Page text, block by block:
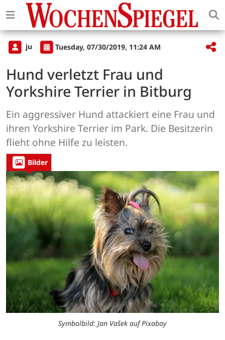
ju Tuesday, 07/30/2019, 11:24 AM
Hund verletzt Frau und
Yorkshire Terrier in Bitburg
Ein aggressiver Hund attackiert eine Frau und
ihren Yorkshire Terrier im Park. Die Besitzerin
flieht ohne Hilfe zu leisten.
Bilder
Symbolbild: Jan Vašek auf Pixabay